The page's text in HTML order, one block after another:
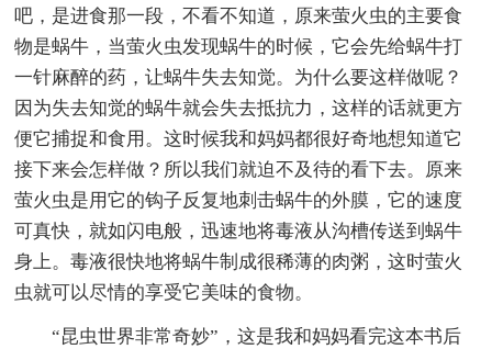
吧，是进食那一段，不看不知道，原来萤火虫的主要食
物是蜗牛，当萤火虫发现蜗牛的时候，它会先给蜗牛打
一针麻醉的药，让蜗牛失去知觉。为什么要这样做呢？
因为失去知觉的蜗牛就会失去抵抗力，这样的话就更方
便它捕捉和食用。这时候我和妈妈都很好奇地想知道它
接下来会怎样做？所以我们就迫不及待的看下去。原来
萤火虫是用它的钩子反复地刺击蜗牛的外膜，它的速度
可真快，就如闪电般，迅速地将毒液从沟槽传送到蜗牛
身上。毒液很快地将蜗牛制成很稀薄的肉粥，这时萤火
虫就可以尽情的享受它美味的食物。
“昆虫世界非常奇妙”，这是我和妈妈看完这本书后